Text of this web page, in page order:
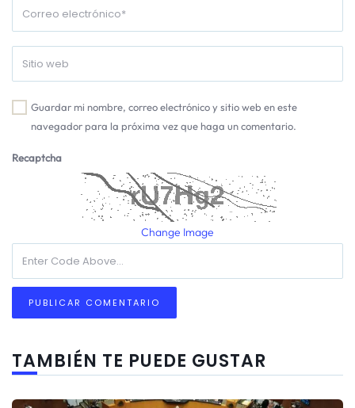
Guardar mi nombre, correo electrónico y sitio web en este
navegador para la próxima vez que haga un comentario.
Recaptcha
Change Image
TAMBIÉN TE PUEDE GUSTAR